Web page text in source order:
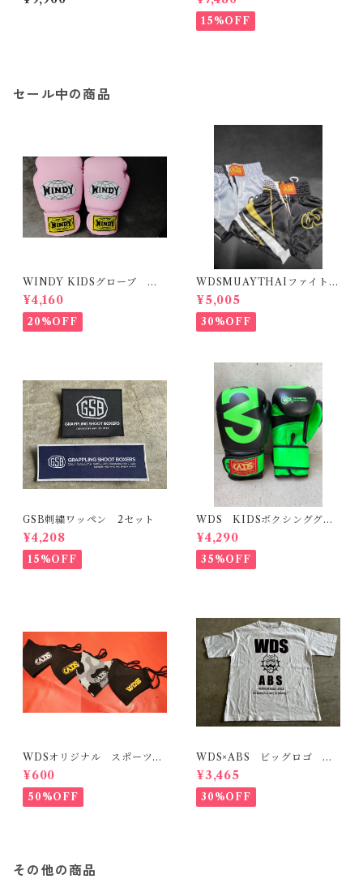
15%OFF
セール中の商品
WINDY KIDSグローブ M
サイズ ピンク
¥4,160
20%OFF
WDSMUAYTHAIファイトシ
ョーツ２
¥5,005
30%OFF
GSB刺繍ワッペン 2セット
¥4,208
15%OFF
WDS KIDSボクシンググロ
ーブ M
¥4,290
35%OFF
WDSオリジナル スポーツマ
スク3枚セット
¥600
50%OFF
WDS×ABS ビッグロゴ Ｂ
ＩＧシルエットＴコットン
¥3,465
30%OFF
その他の商品